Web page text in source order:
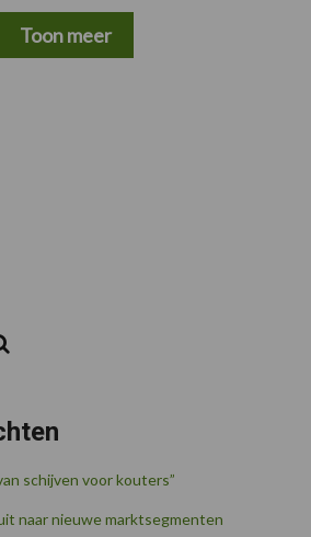
Toon meer
schijven voor kouters”
naar nieuwe marktsegmenten